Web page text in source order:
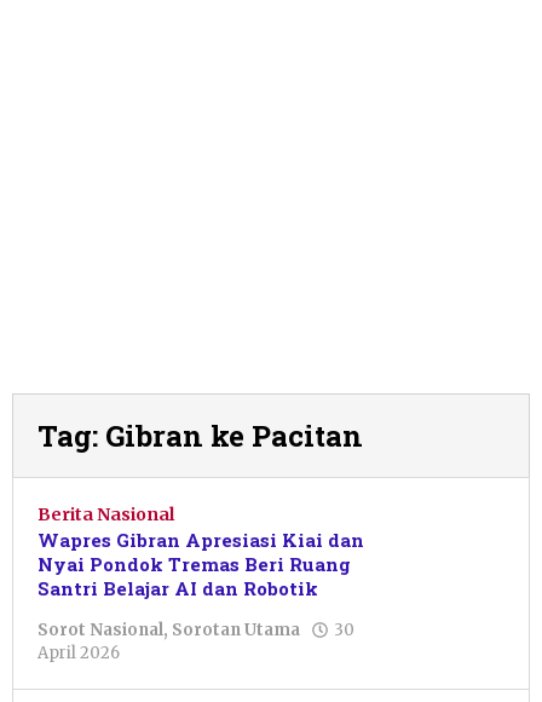
Tag: Gibran ke Pacitan
Berita Nasional
Wapres Gibran Apresiasi Kiai dan
Nyai Pondok Tremas Beri Ruang
Santri Belajar AI dan Robotik
Sorot Nasional, Sorotan Utama
30
April 2026